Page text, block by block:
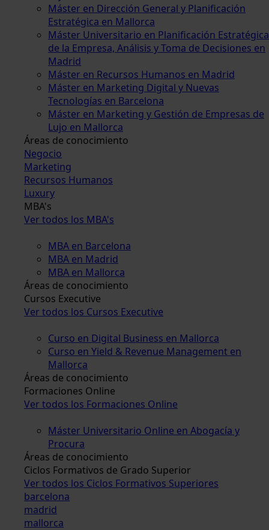
Máster en Dirección General y Planificación
Estratégica en Mallorca
Máster Universitario en Planificación Estratégica
de la Empresa, Análisis y Toma de Decisiones en
Madrid
Máster en Recursos Humanos en Madrid
Máster en Marketing Digital y Nuevas
Tecnologías en Barcelona
Máster en Marketing y Gestión de Empresas de
Lujo en Mallorca
Áreas de conocimiento
Negocio
Marketing
Recursos Humanos
Luxury
MBA's
Ver todos los MBA's
MBA en Barcelona
MBA en Madrid
MBA en Mallorca
Áreas de conocimiento
Cursos Executive
Ver todos los Cursos Executive
Curso en Digital Business en Mallorca
Curso en Yield & Revenue Management en
Mallorca
Áreas de conocimiento
Formaciones Online
Ver todos los Formaciones Online
Máster Universitario Online en Abogacía y
Procura
Áreas de conocimiento
Ciclos Formativos de Grado Superior
Ver todos los Ciclos Formativos Superiores
barcelona
madrid
mallorca